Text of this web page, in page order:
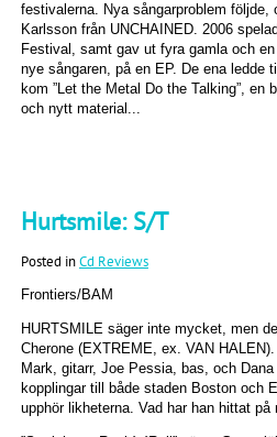
festivalerna. Nya sångarproblem följde,
Karlsson från UNCHAINED. 2006
Festival, samt gav ut fyra gamla och
nye sångaren, på en EP. De ena ledde
kom ”Let the Metal Do the Talking”, en
och nytt material...
Hurtsmile: S/T
Posted inCd Reviews
Frontiers/BAM
HURTSMILE säger inte mycket, men
Cherone (EXTREME, ex. VAN
Mark, gitarr, Joe Pessia, bas, och
kopplingar till både staden Boston och
upphör likheterna. Vad har han hittat på